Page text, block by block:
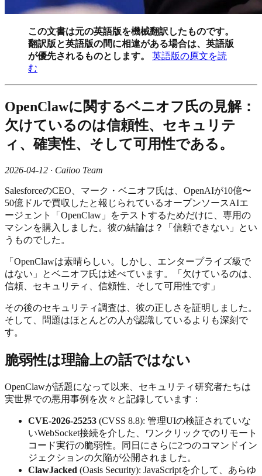
この文書は元の英語版を機械翻訳したものです。
翻訳版と英語版の間に相違がある場合は、英語版
が優先されるものとします。
英語版の原文を読
む
OpenClawに関するベニオフ氏の見解：
欠けているのは信頼性、セキュリテ
ィ、確実性、そして可用性である。
2026-04-12 · Caiioo Team
SalesforceのCEO、マーク・ベニオフ氏は、OpenAIが10億〜
50億ドルで買収したと報じられているオープンソースAIエ
ージェント「OpenClaw」をテストするためだけに、専用の
マシンを購入しました。彼の結論は？「信頼できない」とい
うものでした。
「OpenClawは素晴らしい。しかし、エンタープライズ級で
はない」とベニオフ氏は述べています。「欠けているのは、
信頼、セキュリティ、信頼性、そして可用性です」
その後のセキュリティ調査は、彼の正しさを証明しました。
そして、問題はほとんどの人が認識しているよりも深刻で
す。
脆弱性は理論上の話ではない
OpenClawが話題になって以来、セキュリティ研究者たちは
実世界での悪用事例を次々と記録しています：
CVE-2026-25253 (CVSS 8.8): 管理UIの検証されていな
いWebSocket接続を介した、ワンクリックでのリモート
コード実行の脆弱性。同日にさらに2つのコマンドイン
ジェクションの欠陥が公開されました。
ClawJacked (Oasis Security): JavaScriptを介して、あらゆ